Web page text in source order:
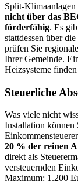
Split-
nicht über das
förderfähig. Es
stattdessen über
prüfen Sie
Ihrer Gemeinde.
Heizsysteme
Steuerliche
Was viele nicht
Installation können
20 % der reinen
direkt als
versteuernden
Maximum: 1.200